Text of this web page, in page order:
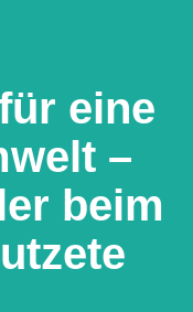
eine
–
beim